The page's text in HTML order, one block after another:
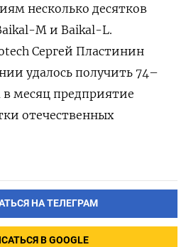
несколько десятков
M и Baikal-L.
Сергей Пластинин
удалось получить 74–
в месяц предприятие
отечественных
НА ТЕЛЕГРАМ
В GOOGLE